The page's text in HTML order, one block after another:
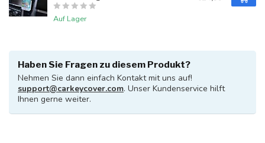
Auf Lager
Haben Sie Fragen zu diesem Produkt?
Nehmen Sie dann einfach Kontakt mit uns auf!
support@carkeycover.com. Unser Kundenservice hilft
Ihnen gerne weiter.